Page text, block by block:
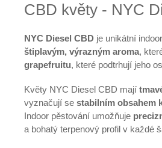
CBD květy - NYC
NYC Diesel CBD je unikátní
štiplavým, výrazným aroma,
grapefruitu, které podtrhují jeho
Květy NYC Diesel CBD mají
vyznačují se stabilním obsahem
Indoor pěstování umožňuje
a bohatý terpenový profil v každé